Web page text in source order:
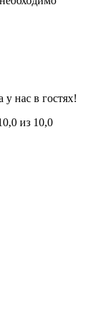
нас в гостях!
из 10,0